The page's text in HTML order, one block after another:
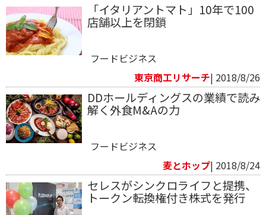
「イタリアントマト」10年で100
店舗以上を閉鎖
フードビジネス
東京商工リサーチ| 2018/8/26
DDホールディングスの業績で読み
解く外食M&Aの力
フードビジネス
麦とホップ| 2018/8/24
セレスがシンクロライフと提携、
トークン転換権付き株式を発行